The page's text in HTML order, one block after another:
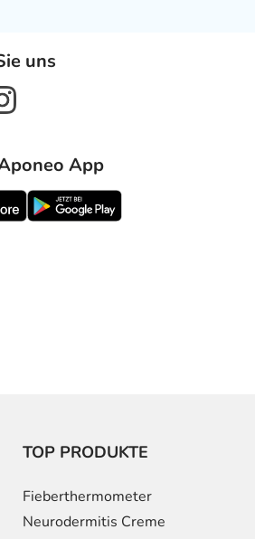
uns
App
TOP PRODUKTE
Fieberthermometer
Neurodermitis Creme